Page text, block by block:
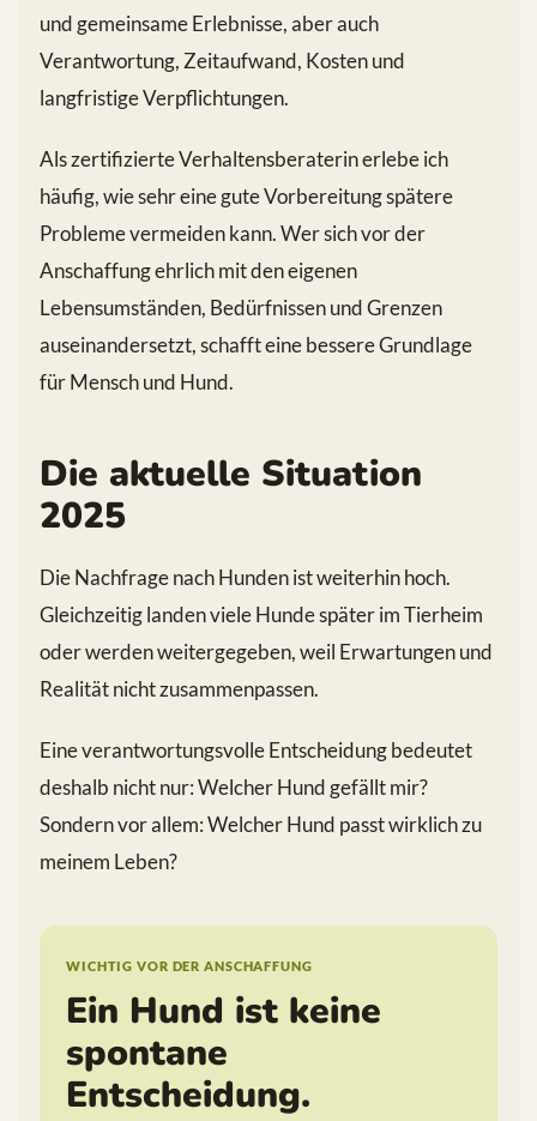
und gemeinsame Erlebnisse, aber auch
Verantwortung, Zeitaufwand, Kosten und
langfristige Verpflichtungen.
Als zertifizierte Verhaltensberaterin erlebe ich
häufig, wie sehr eine gute Vorbereitung spätere
Probleme vermeiden kann. Wer sich vor der
Anschaffung ehrlich mit den eigenen
Lebensumständen, Bedürfnissen und Grenzen
auseinandersetzt, schafft eine bessere Grundlage
für Mensch und Hund.
Die aktuelle Situation
2025
Die Nachfrage nach Hunden ist weiterhin hoch.
Gleichzeitig landen viele Hunde später im Tierheim
oder werden weitergegeben, weil Erwartungen und
Realität nicht zusammenpassen.
Eine verantwortungsvolle Entscheidung bedeutet
deshalb nicht nur: Welcher Hund gefällt mir?
Sondern vor allem: Welcher Hund passt wirklich zu
meinem Leben?
WICHTIG VOR DER ANSCHAFFUNG
Ein Hund ist keine
spontane
Entscheidung.